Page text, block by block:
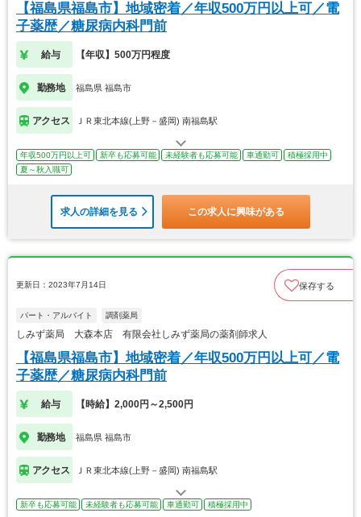
【福島県福島市】地域密着／年収500万円以上可／電
子薬歴／糖尿病内科門前
給与 【年収】500万円程度
勤務地 福島県 福島市
アクセス ＪＲ東北本線(上野－盛岡) 南福島駅
年収500万円以上可 新卒も応募可能 未経験者も応募可能 車通勤可
積極採用中
夏～秋入職可
求人の詳細を見る この求人に興味がある
更新日：2023年7月14日 保存する
パート・アルバイト 調剤薬局
しみず薬局 大森本店 有限会社しみず薬局の薬剤師求人
【福島県福島市】地域密着／年収500万円以上可／電
子薬歴／糖尿病内科門前
給与 【時給】2,000円～2,500円
勤務地 福島県 福島市
アクセス ＪＲ東北本線(上野－盛岡) 南福島駅
新卒も応募可能 未経験者も応募可能 車通勤可 積極採用中